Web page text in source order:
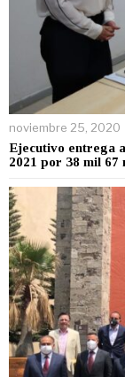
noviembre 25, 2020
Ejecutivo entrega
2021 por 38 mil 67